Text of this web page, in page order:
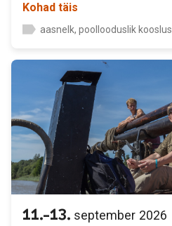
Kohad täis
aasnelk, poollooduslik kooslus
2026
11.-13. september